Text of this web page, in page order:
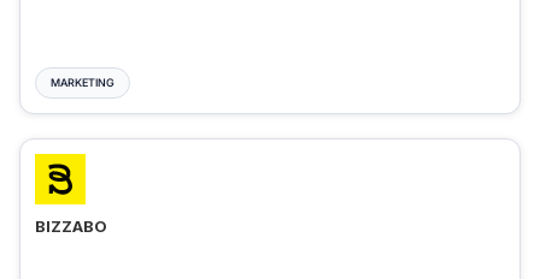
MARKETING
BIZZABO